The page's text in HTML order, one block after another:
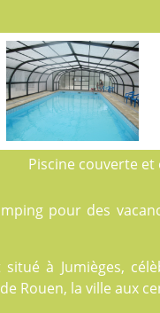
Piscine couverte et
pour des
à Jumièges,
Rouen, la ville aux